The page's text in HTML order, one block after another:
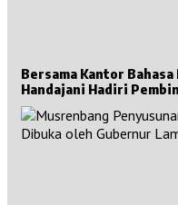
Bersama Kantor
Handajani Hadiri